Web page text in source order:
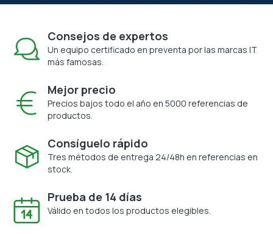
Consejos de expertos
Un equipo certificado en preventa por las marcas IT
más famosas.
Mejor precio
Precios bajos todo el año en 5000 referencias de
productos.
Consíguelo rápido
Tres métodos de entrega 24/48h en referencias en
stock.
Prueba de 14 días
Válido en todos los productos elegibles.